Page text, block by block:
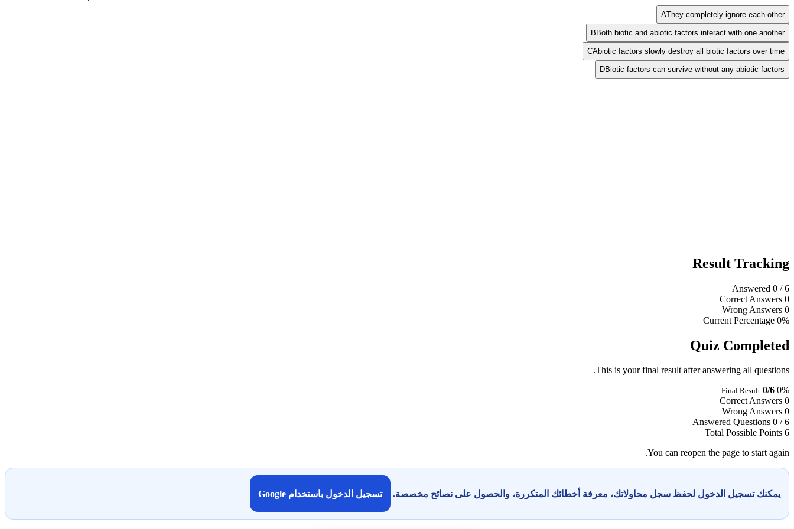
AThey completely ignore each other
B Both biotic and abiotic factors interact with one another
CAbiotic factors slowly destroy all biotic factors over time
DBiotic factors can survive without any abiotic factors
Result Tracking
Answered 0 / 6
Correct Answers 0
Wrong Answers 0
Current Percentage 0%
Quiz Completed
This is your final result after answering all questions.
Final Result 0/6 0%
Correct Answers 0
Wrong Answers 0
Answered Questions 0 / 6
Total Possible Points 6
You can reopen the page to start again.
يمكنك تسجيل الدخول لحفظ سجل محاولاتك، معرفة أخطائك المتكررة، والحصول على نصائح مخصصة. تسجيل الدخول باستخدام Google